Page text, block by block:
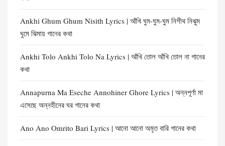
Ankhi Ghum Ghum Nisith Lyrics | আঁখি ঘুম-ঘুম-ঘুম নিশীথ নিঝুম
ঘুমে ঝিমায় গানের কথা
Ankhi Tolo Ankhi Tolo Na Lyrics | আঁখি তোল আঁখি তোল না গানের
কথা
Annapurna Ma Eseche Annohiner Ghore Lyrics | অন্নপূর্ণা মা
এসেছে অন্নহীনের ঘর গানের কথা
Ano Ano Omrito Bari Lyrics | আনো আনো অমৃত বারি গানের কথা